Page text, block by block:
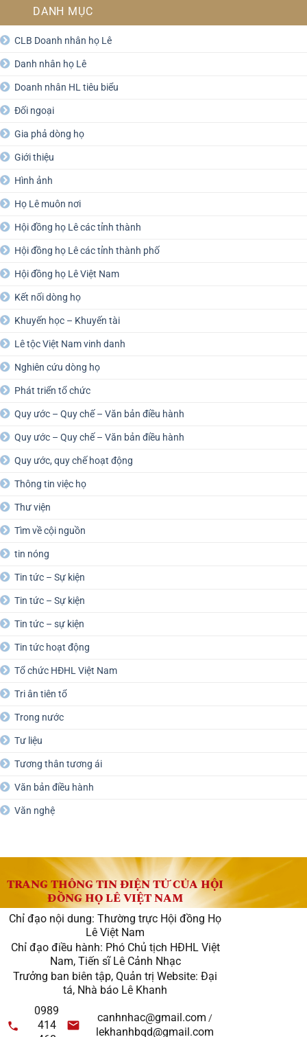
DANH MỤC
CLB Doanh nhân họ Lê
Danh nhân họ Lê
Doanh nhân HL tiêu biểu
Đối ngoại
Gia phả dòng họ
Giới thiệu
Hình ảnh
Họ Lê muôn nơi
Hội đồng họ Lê các tỉnh thành
Hội đồng họ Lê các tỉnh thành phố
Hội đồng họ Lê Việt Nam
Kết nối dòng họ
Khuyến học – Khuyến tài
Lê tộc Việt Nam vinh danh
Nghiên cứu dòng họ
Phát triển tổ chức
Quy ước – Quy chế – Văn bản điều hành
Quy ước – Quy chế – Văn bản điều hành
Quy ước, quy chế hoạt động
Thông tin việc họ
Thư viện
Tìm về cội nguồn
tin nóng
Tin tức – Sự kiện
Tin tức – Sự kiện
Tin tức – sự kiện
Tin tức hoạt động
Tổ chức HĐHL Việt Nam
Tri ân tiên tổ
Trong nước
Tư liệu
Tương thân tương ái
Văn bản điều hành
Văn nghệ
TRANG THÔNG TIN ĐIỆN TỬ CỦA HỘI
ĐỒNG HỌ LÊ VIỆT NAM
Chỉ đạo nội dung: Thường trực Hội đồng Họ
Lê Việt Nam
Chỉ đạo điều hành: Phó Chủ tịch HĐHL Việt
Nam, Tiến sĩ Lê Cảnh Nhạc
Trưởng ban biên tập, Quản trị Website: Đại
tá, Nhà báo Lê Khanh
0989
414
canhnhac@gmail.com /
lekhanhbqd@gmail.com